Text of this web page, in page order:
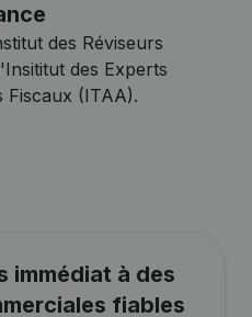
des Réviseurs
des Experts
Fiscaux (ITAA).
immédiat à des
fiables